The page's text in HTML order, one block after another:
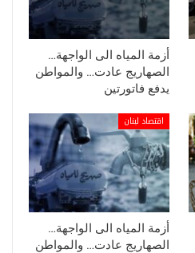
أزمة المياه الى الواجهة…
الصهاريج عادت… والمواطن
يدفع فاتورتين
اقتصاد لبنان
أزمة المياه الى الواجهة…
الصهاريج عادت… والمواطن